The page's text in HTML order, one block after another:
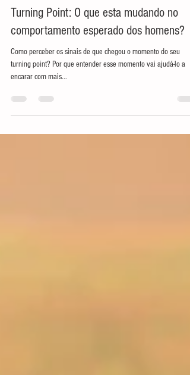
25 de out. de 2021
4 min de leitura
Turning Point: O que esta mudando no
comportamento esperado dos homens?
Como perceber os sinais de que chegou o momento do seu
encarar com mais...